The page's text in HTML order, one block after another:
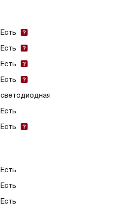
Есть
Есть
Есть
Есть
светодиодная
Есть
Есть
Есть
Есть
Есть